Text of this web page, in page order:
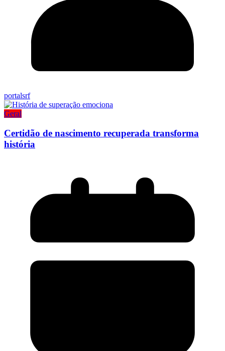
portalsrf
Geral
Certidão de nascimento recuperada transforma
história